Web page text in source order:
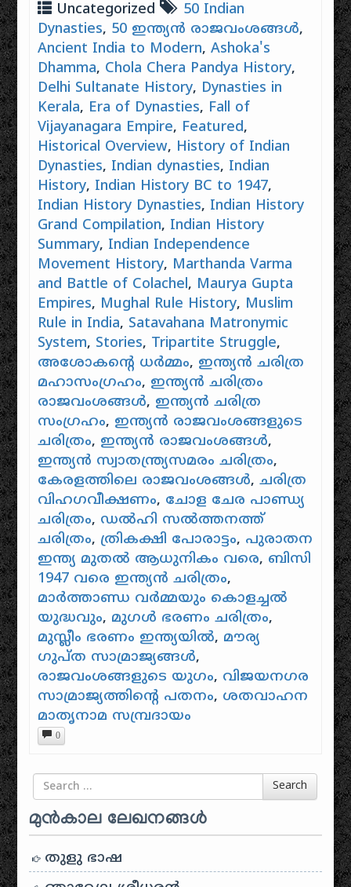
Uncategorized
50 Indian
Dynasties, 50 ഇന്ത്യൻ രാജവംശങ്ങൾ,
Ancient India to Modern,Ashoka's
Dhamma, Chola Chera Pandya History,
Delhi Sultanate History, Dynasties in
Kerala, Era of Dynasties, Fall of
Vijayanagara Empire, Featured,
Historical Overview, History of Indian
Dynasties, Indian dynasties, Indian
History, Indian History BC to 1947,
Indian History Dynasties, Indian History
Grand Compilation, Indian History
Summary, Indian Independence
Movement History, Marthanda Varma
and Battle of Colachel, Maurya Gupta
Empires, Mughal Rule History, Muslim
Rule in India, Satavahana Matronymic
System, Stories, Tripartite Struggle,
അശോകൻ്റെ ധർമ്മം, ഇന്ത്യൻ ചരിത്ര
മഹാസംഗ്രഹം, ഇന്ത്യൻ ചരിത്രം
രാജവംശങ്ങൾ, ഇന്ത്യൻ ചരിത്ര
സംഗ്രഹം, ഇന്ത്യൻ രാജവംശങ്ങളുടെ
ചരിത്രം, ഇന്ത്യൻ രാജവംശങ്ങൾ,
ഇന്ത്യൻ സ്വാതന്ത്ര്യസമരം ചരിത്രം,
കേരളത്തിലെ രാജവംശങ്ങൾ,ചരിത്ര
വിഹഗവീക്ഷണം, ചോള ചേര പാണ്ഡ്യ
ചരിത്രം, ഡൽഹി സൽത്തനത്ത്
ചരിത്രം, ത്രികക്ഷി പോരാട്ടം, പുരാതന
ഇന്ത്യ മുതൽ ആധുനികം വരെ, ബിസി
1947 വരെ ഇന്ത്യൻ ചരിത്രം,
മാർത്താണ്ഡ വർമ്മയും കൊളച്ചൽ
യുദ്ധവും, മുഗൾ ഭരണം ചരിത്രം,
മുസ്ലീം ഭരണം ഇന്ത്യയിൽ, മൗര്യ
ഗുപ്ത സാമ്രാജ്യങ്ങൾ,
രാജവംശങ്ങളുടെ യുഗം, വിജയനഗര
സാമ്രാജ്യത്തിൻ്റെ പതനം, ശതവാഹന
മാതൃനാമ സമ്പ്രദായം
0
Search for Search
മുൻകാല ലേഖനങ്ങൾ
തുളു ഭാഷ